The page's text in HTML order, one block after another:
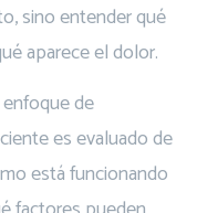
sino entender qué
aparece el dolor.
de
es evaluado de
está funcionando